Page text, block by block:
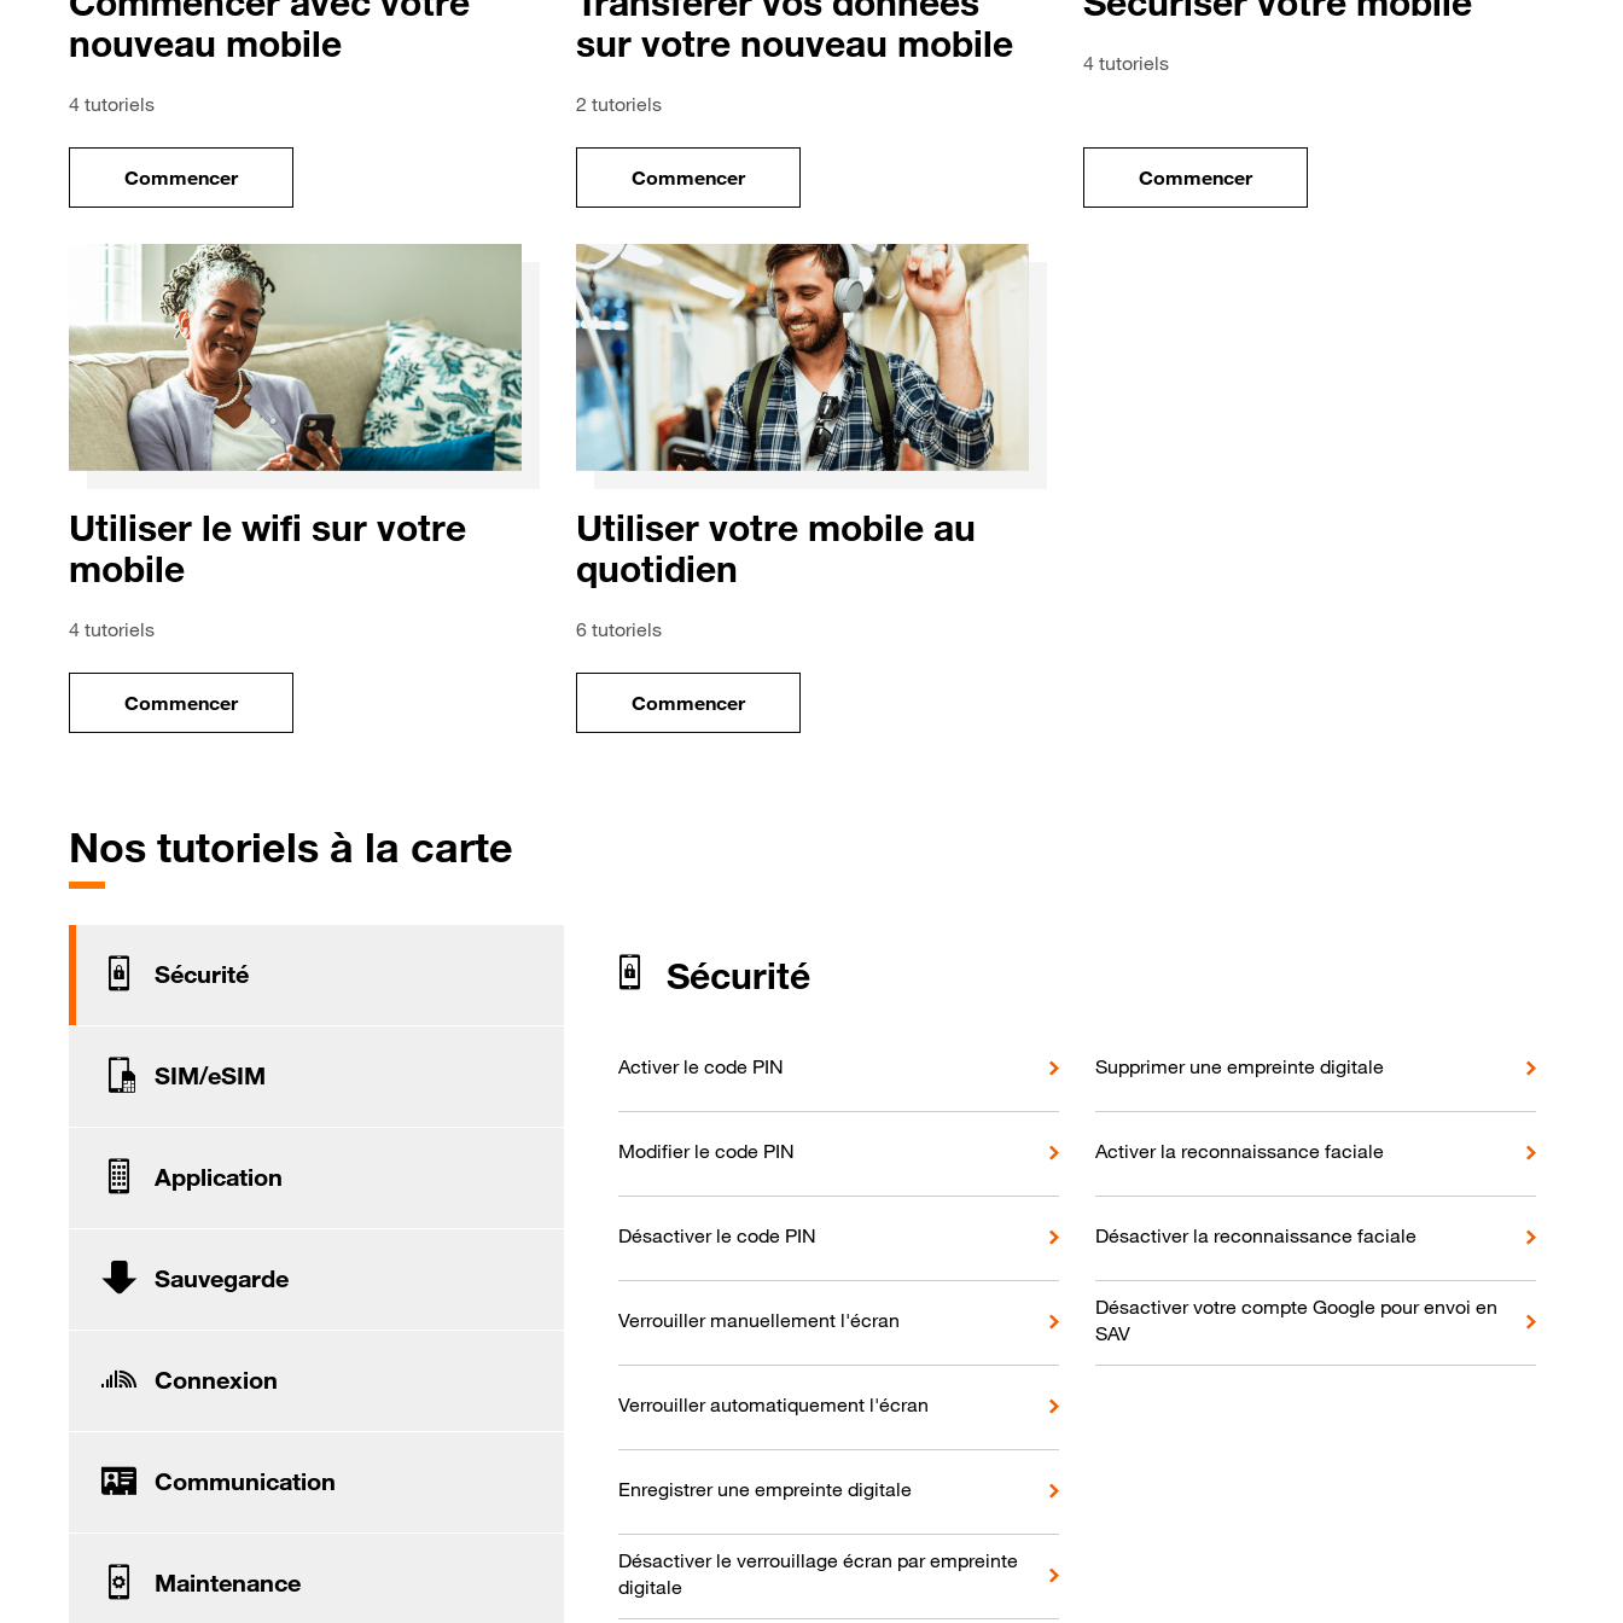
nouveau mobile
4 tutoriels
Commencerle tuto pour Commencer avec votre nouveau mobile
sur votre nouveau mobile
2 tutoriels
Commencerle tuto pour Transférer vos données sur votre nouveau mobile
4 tutoriels
Commencerle tuto pour Sécuriser votre mobile
Utiliser le wifi sur votre
mobile
4 tutoriels
Commencerle tuto pour Utiliser le wifi sur votre mobile
Utiliser votre mobile au
quotidien
6 tutoriels
Commencerle tuto pour Utiliser votre mobile au quotidien
Nos tutoriels à la carte
Sécurité
SIM/eSIM
Application
Sauvegarde
Connexion
Communication
Maintenance
Sécurité
Activer le code PIN
Modifier le code PIN
Désactiver le code PIN
Verrouiller manuellement l'écran
Verrouiller automatiquement l'écran
Enregistrer une empreinte digitale
Désactiver le verrouillage écran par empreinte
digitale
Supprimer une empreinte digitale
Activer la reconnaissance faciale
Désactiver la reconnaissance faciale
Désactiver votre compte Google pour envoi en
SAV